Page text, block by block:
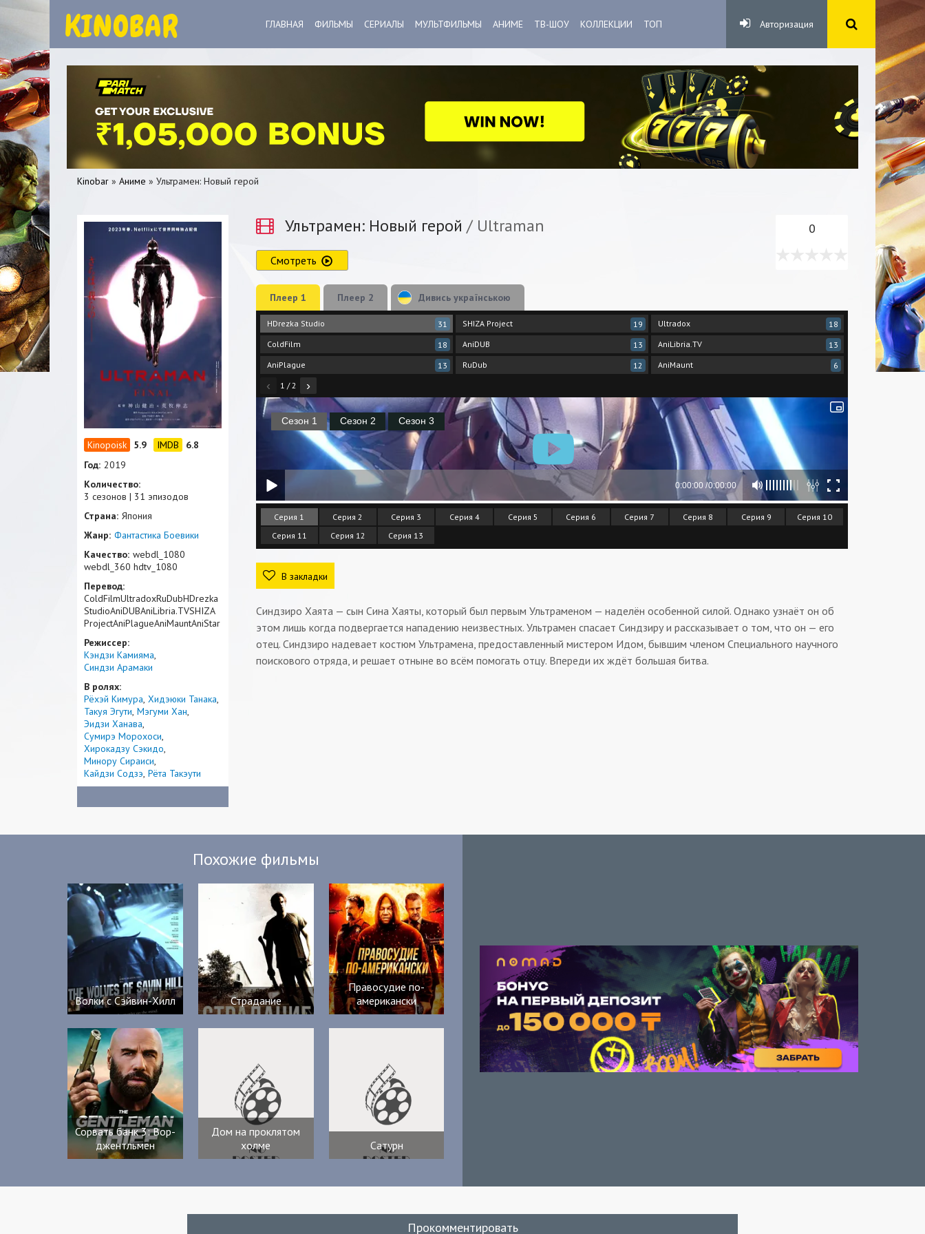
ГЛАВНАЯ ФИЛЬМЫ СЕРИАЛЫ МУЛЬТФИЛЬМЫ АНИМЕ ТВ-ШОУ КОЛЛЕКЦИИ ТОП Авторизация
Kinobar » Аниме » Ультрамен: Новый герой
Ультрамен: Новый герой / Ultraman 0
0
1 2 3 Смотреть
Плеер 1 Плеер 2 Дивись українською
HDrezka Studio 31 SHIZA Project 19 Ultradox
18
ColdFilm
18 AniDUB 13 AniLibria.TV
13
AniPlague
13 RuDub 12 AniMaunt 6
AniStar
‹ 1 / 2 ›
Серия 1 Серия 2 Серия 3 Серия 4 Серия 5 Серия 6 Серия 7 Серия 8 Серия 9
Серия 10
Серия 11
Серия 12 Серия 13
В закладки
Синдзиро Хаята — сын Сина Хаяты, который был первым Ультраменом — наделён особенной силой. Однако узнаёт он об
этом лишь когда подвергается нападению неизвестных. Ультрамен спасает Синдзиру и рассказывает о том, что он — его
отец. Синдзиро надевает костюм Ультрамена, предоставленный мистером Идом, бывшим членом Специального научного
поискового отряда, и решает отныне во всём помогать отцу. Впереди их ждёт большая битва.
5.9
6.8
Год: 2019
Количество:
3 сезонов | 31 эпизодов
Страна: Япония
Жанр: Фантастика Боевики
Качество: webdl_1080
webdl_360 hdtv_1080
Перевод:
ColdFilmUltradoxRuDubHDrezka
StudioAniDUBAniLibria.TVSHIZA
ProjectAniPlagueAniMauntAniStar
Режиссер:
Кэндзи Камияма
Синдзи Арамаки
В ролях:
Рёхэй Кимура Хидэюки Танака
Такуя Эгути Мэгуми Хан
Эидзи Ханава
Сумирэ Морохоси
Хирокадзу Сэкидо
Минору Сираиси
Кайдзи Содзэ Рёта Такэути
Похожие фильмы
Волки с Сэйвин-Хилл Страдание
Правосудие по-
американски
Сорвать банк 3: Вор-
джентльмен
Дом на проклятом
холме
Сатурн
Прокомментировать